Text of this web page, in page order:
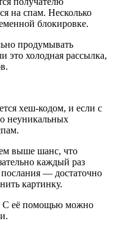
на спам. Несколько
блокировке.
продумывать
это холодная рассылка,
хеш-кодом, и если с
неуникальных
выше шанс, что
каждый раз
— достаточно
картинку.
С её помощью можно